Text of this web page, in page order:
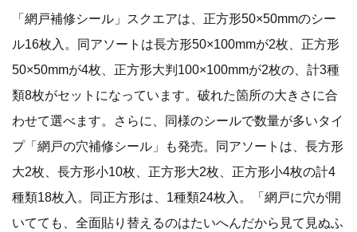
「網戸補修シール」スクエアは、正方形50×50mmのシー
ル16枚入。同アソートは長方形50×100mmが2枚、正方形
50×50mmが4枚、正方形大判100×100mmが2枚の、計3種
類8枚がセットになっています。破れた箇所の大きさに合
わせて選べます。さらに、同様のシールで数量が多いタイ
プ「網戸の穴補修シール」も発売。同アソートは、長方形
大2枚、長方形小10枚、正方形大2枚、正方形小4枚の計4
種類18枚入。同正方形は、1種類24枚入。「網戸に穴が開
いてても、全面貼り替えるのはたいへんだから見て見ぬふ